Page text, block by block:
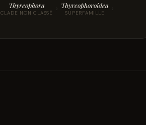
Thyreophora
CLADE NON CLASSÉ › Thyreophoroidea
SUPERFAMILLE ›